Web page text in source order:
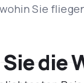
Sie
die